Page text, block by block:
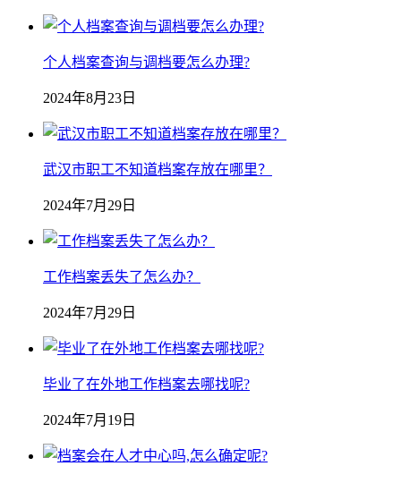
个人档案查询与调档要怎么办理?
2024年8月23日
武汉市职工不知道档案存放在哪里？
2024年7月29日
工作档案丢失了怎么办？
2024年7月29日
毕业了在外地工作档案去哪找呢?
2024年7月19日